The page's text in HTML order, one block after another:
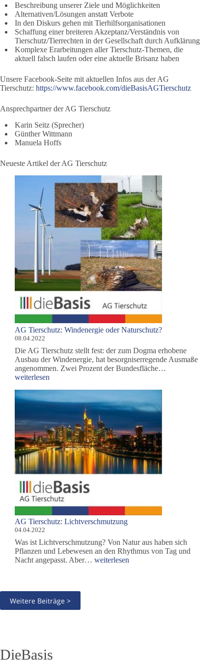
Beschreibung unserer Ziele und Möglichkeiten
Alternativen/Lösungen anstatt Verbote
In den Diskurs gehen mit Tierhilfsorganisationen
Schaffung einer breiteren Akzeptanz/Verständnis von
Tierschutz/Tierrechten in der Gesellschaft durch Aufklärung
Komplexe Erarbeitungen aller Tierschutz-Themen, die
aktuell falsch laufen oder eine aktuelle Brisanz haben
Unsere Facebook-Seite mit aktuellen Infos aus der AG
Tierschutz: https://www.facebook.com/dieBasisAGTierschutz
Ansprechpartner der AG Tierschutz
Karin Seitz (Sprecher)
Günther Wittmann
Manuela Hoffs
Neueste Artikel der AG Tierschutz
AG Tierschutz: Windenergie oder Naturschutz?
08.04.2022
Die AG Tierschutz stellt fest: der zum Dogma erhobene
Ausbau der Windenergie, hat besorgniserregende Ausmaße
angenommen. Zwei Prozent der Bundesfläche…
weiterlesen
AG Tierschutz: Lichtverschmutzung
04.04.2022
Was ist Lichtverschmutzung? Von Natur aus haben sich
Pflanzen und Lebewesen an den Rhythmus von Tag und
Nacht angepasst. Aber…AG
weiterlesen
Weitere Beiträge >
DieBasis